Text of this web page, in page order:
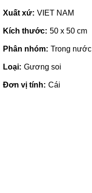
Xuất xứ: VIET NAM
Kích thước: 50 x 50 cm
Phân nhóm: Trong nước
Loại: Gương soi
Đơn vị tính: Cái